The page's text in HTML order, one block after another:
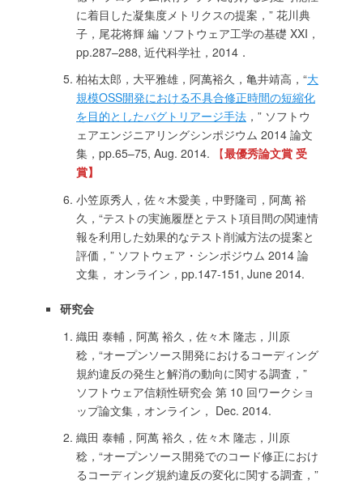
に着目した凝集度メトリクスの提案，” 花川典
子，尾花将輝 編 ソフトウェア工学の基礎 XXI，
pp.287–288, 近代科学社，2014．
柏祐太郎，大平雅雄，阿萬裕久，亀井靖高，“大
規模OSS開発における不具合修正時間の短縮化
を目的としたバグトリアージ手法 ，” ソフトウ
ェアエンジニアリングシンポジウム 2014 論文
集，pp.65–75, Aug. 2014.
【最優秀論文賞 受
賞】
小笠原秀人，佐々木愛美，中野隆司，阿萬 裕
久，“テストの実施履歴とテスト項目間の関連情
報を利用した効果的なテスト削減方法の提案と
評価，” ソフトウェア・シンポジウム 2014 論
文集， オンライン，pp.147-151, June 2014.
研究会
織田 泰輔，阿萬 裕久，佐々木 隆志，川原
稔，“オープンソース開発におけるコーディング
規約違反の発生と解消の動向に関する調査，”
ソフトウェア信頼性研究会 第 10 回ワークショ
ップ論文集，オンライン， Dec. 2014.
織田 泰輔，阿萬 裕久，佐々木 隆志，川原
稔，“オープンソース開発でのコード修正におけ
るコーディング規約違反の変化に関する調査，”